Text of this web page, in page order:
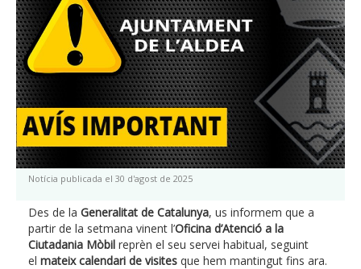
Notícia publicada el 30 d'agost de 2025
Des de la Generalitat de Catalunya, us informem que a
partir de la setmana vinent l’Oficina d’Atenció a la
Ciutadania Mòbil reprèn el seu servei habitual, seguint
el mateix calendari de visites que hem mantingut fins ara.